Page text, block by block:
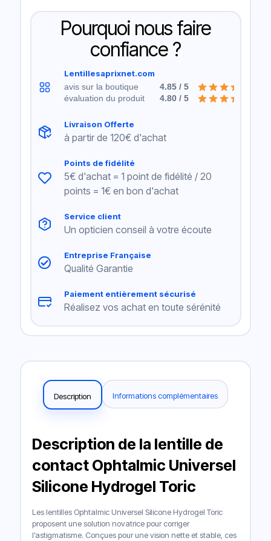
Pourquoi nous faire
confiance ?
Lentillesaprixnet.com
avis sur la boutique
4.85 / 5
évaluation du produit
4.80 / 5
Livraison Offerte
à partir de 120€ d'achat
Points de fidélité
5€ d'achat = 1 point de fidélité / 20
points = 1€ en bon d'achat
Service client
Un opticien conseil à votre écoute
Entreprise Française
Qualité Garantie
Paiement entièrement sécurisé
Réalisez vos achat en toute sérénité
Description Informations complémentaires
Description de la lentille de
contact Ophtalmic Universel
Silicone Hydrogel Toric
Les lentilles Ophtalmic Universel Silicone Hydrogel Toric
proposent une solution novatrice pour corriger
l’astigmatisme. Conçues pour une vision nette et stable, ces